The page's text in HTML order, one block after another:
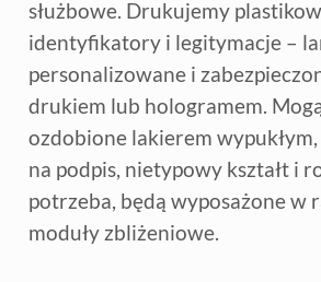
służbowe. Drukujemy
identyfikatory i legitymacje –
personalizowane i
drukiem lub hologramem.
ozdobione lakierem
na podpis, nietypowy kształt i
potrzeba, będą wyposażone w
moduły zbliżeniowe.